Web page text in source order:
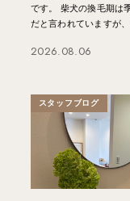
です。 柴犬の換毛期は
だと言われていますが、
2026.08.06
スタッフブログ